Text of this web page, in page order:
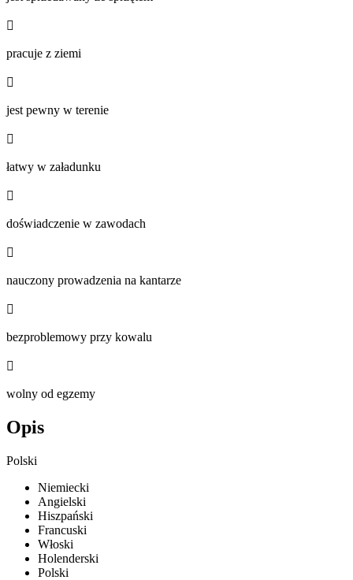

pracuje z ziemi

jest pewny w terenie

łatwy w załadunku

doświadczenie w zawodach

nauczony prowadzenia na kantarze

bezproblemowy przy kowalu

wolny od egzemy
Opis
Polski
Niemiecki
Angielski
Hiszpański
Francuski
Włoski
Holenderski
Polski